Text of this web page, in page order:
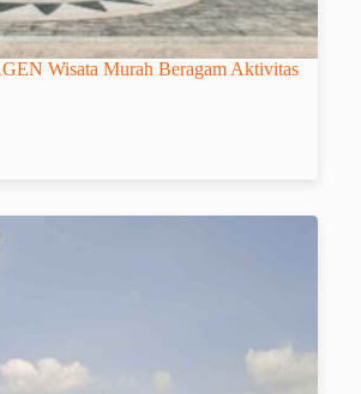
Wisata Murah Beragam Aktivitas